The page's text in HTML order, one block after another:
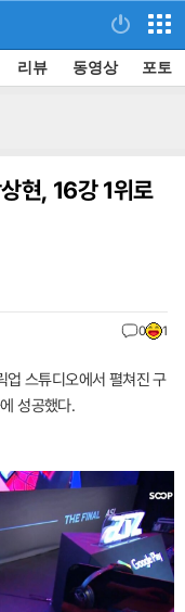
리뷰 동영상 포토
현, 16강 1위로
0 1
업 스튜디오에서 펼쳐진 구
성공했다.